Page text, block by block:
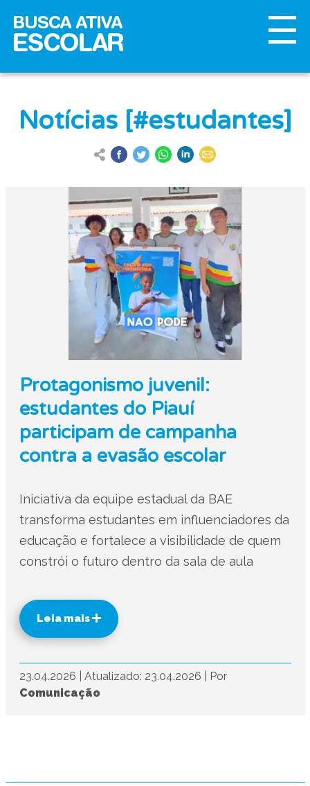
Notícias [#estudantes]
Protagonismo juvenil:
estudantes do Piauí
participam de campanha
contra a evasão escolar
Iniciativa da equipe estadual da BAE
transforma estudantes em influenciadores da
educação e fortalece a visibilidade de quem
constrói o futuro dentro da sala de aula
Leia mais
23.04.2026 Atualizado: 23.04.2026
Por
Comunicação